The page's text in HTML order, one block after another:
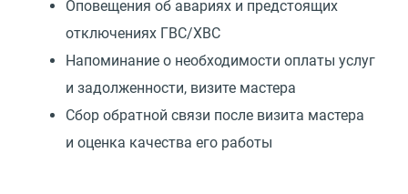
Оповещения об авариях и предстоящих
отключениях ГВС/ХВС
Напоминание о необходимости оплаты услуг
и задолженности, визите мастера
Сбор обратной связи после визита мастера
и оценка качества его работы